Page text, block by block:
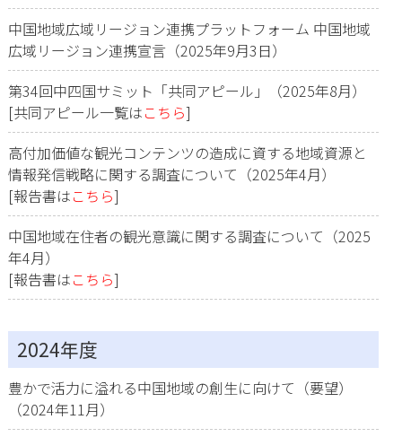
中国地域広域リージョン連携プラットフォーム 中国地域
広域リージョン連携宣言（2025年9月3日）
第34回中四国サミット「共同アピール」（2025年8月）
[共同アピール一覧はこちら]
高付加価値な観光コンテンツの造成に資する地域資源と
情報発信戦略に関する調査について（2025年4月）
[報告書はこちら]
中国地域在住者の観光意識に関する調査について（2025
年4月）
[報告書はこちら]
2024年度
豊かで活力に溢れる中国地域の創生に向けて（要望）
（2024年11月）